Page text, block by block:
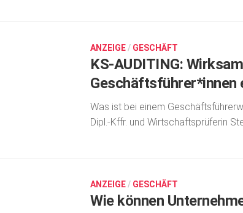
ANZEIGE / GESCHÄFT
KS-AUDITING:
Geschäftsführer*innen
Was ist bei einem
Dipl.-Kffr. und Wirtschafts­prüferin
ANZEIGE / GESCHÄFT
Wie können